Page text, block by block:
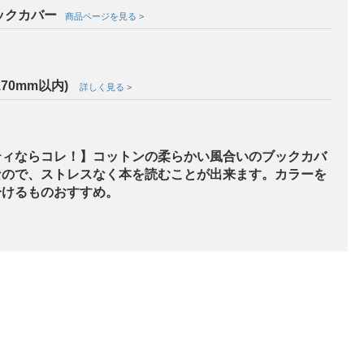
クカバー 商品ページを見る >
以内) 詳しく見る >
ならコレ！】コットンの柔らかい風合いのブックカバ
で、ストレスなく本を読むことが出来ます。カラーを
るものおすすめ。